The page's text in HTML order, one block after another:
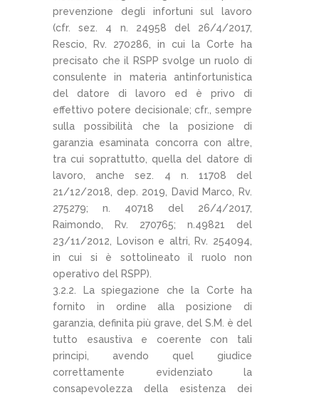
prevenzione degli infortuni sul lavoro
(cfr. sez. 4 n. 24958 del 26/4/2017,
Rescio, Rv. 270286, in cui la Corte ha
precisato che il RSPP svolge un ruolo di
consulente in materia antinfortunistica
del datore di lavoro ed è privo di
effettivo potere decisionale; cfr., sempre
sulla possibilità che la posizione di
garanzia esaminata concorra con altre,
tra cui soprattutto, quella del datore di
lavoro, anche sez. 4 n. 11708 del
21/12/2018, dep. 2019, David Marco, Rv.
275279; n. 40718 del 26/4/2017,
Raimondo, Rv. 270765; n.49821 del
23/11/2012, Lovison e altri, Rv. 254094,
in cui si è sottolineato il ruolo non
operativo del RSPP).
3.2.2. La spiegazione che la Corte ha
fornito in ordine alla posizione di
garanzia, definita più grave, del S.M. è del
tutto esaustiva e coerente con tali
principi, avendo quel giudice
correttamente evidenziato la
consapevolezza della esistenza dei